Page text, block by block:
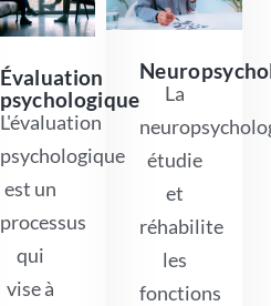
Évaluation
psychologique
L'évaluation
psychologique
est un
processus
qui
vise à
La
étudie
et
réhabilite
les
fonctions